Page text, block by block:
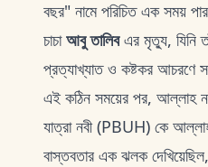
বছর" নামে পরিচিত এক সময়
চাচাআবু তালিবএর মৃত্যু, যিনি
প্রত্যাখ্যাত ও কষ্টকর আচরণে
এই কঠিন সময়ের পর, আল্লাহ
যাত্রা নবী (PBUH) কে
বাস্তবতার এক ঝলক